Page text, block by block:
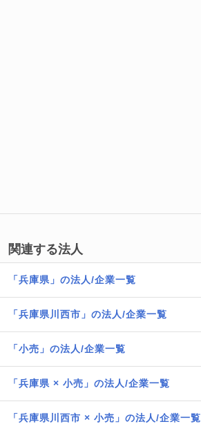
関連する法人
「兵庫県」の法人/企業一覧
「兵庫県川西市」の法人/企業一覧
「小売」の法人/企業一覧
「兵庫県 × 小売」の法人/企業一覧
「兵庫県川西市 × 小売」の法人/企業一覧